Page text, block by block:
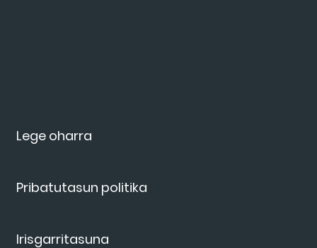
Lege oharra
Pribatutasun politika
Irisgarritasuna